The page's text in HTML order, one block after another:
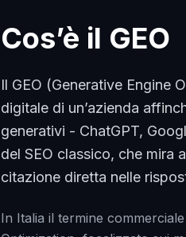
Cos’è il GEO
Il GEO (Generative Engine
digitale di un’azienda
generativi - ChatGPT,
del SEO classico, che mira
citazione diretta nelle
In Italia il termine